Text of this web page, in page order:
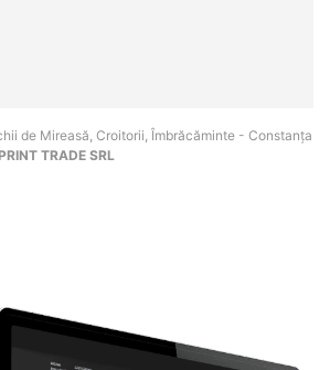
de Mireasă, Croitorii, Îmbrăcăminte - Constanţa
TRADE SRL